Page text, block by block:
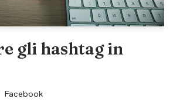
gli hashtag in
Facebook